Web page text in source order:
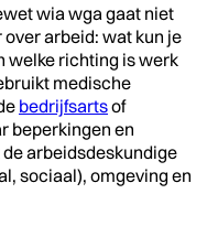
wia wga gaat niet
arbeid: wat kun je
welke richting is werk
medische
bedrijfsartsof
beperkingen en
arbeidsdeskundige
sociaal), omgeving en